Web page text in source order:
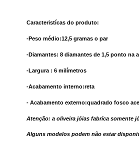
Caracteristícas do produto:
-Peso médio:12,5 gramas o par
-Diamantes: 8 diamantes de 1,5 ponto na
-Largura : 6 milímetros
-Acabamento interno:reta
- Acabamento externo:quadrado fosco
Atenção: a oliveira jóias fabríca somente
Alguns modelos podem não estar